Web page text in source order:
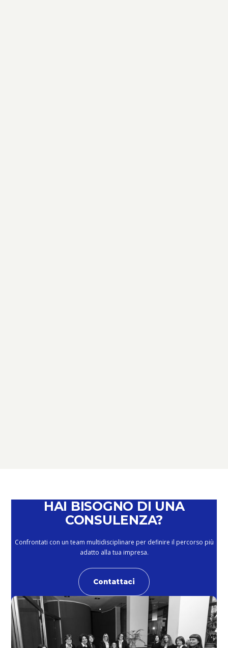
HAI BISOGNO DI UNA
CONSULENZA?
Confrontati con un team multidisciplinare per definire il percorso più
adatto alla tua impresa.
Contattaci